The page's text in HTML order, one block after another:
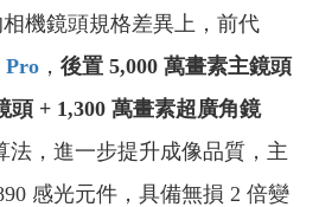
鏡頭規格差異上，前代
Pro ， 後置 5,000 萬畫素主鏡頭
頭 + 1,300 萬畫素超廣角鏡
法，進一步提升成像品質，主
感光元件，具備無損 2 倍變